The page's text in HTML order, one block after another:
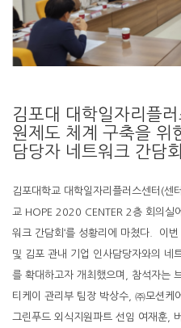
김포대 대학일자리플
원제도 체계 구축을 위
담당자 네트워크 간담
김포대학교 대학일자리플러스센터(
교 HOPE 2020 CENTER 2층 회의실
워크 간담회‘를 성황리에 마쳤다. 이
및 김포 관내 기업 인사담당자와의 네
를 확대하고자 개최했으며, 참석자는
티케이 관리부 팀장 박상수, ㈜모션케
그린푸드 외식지원파트 선임 여재훈,